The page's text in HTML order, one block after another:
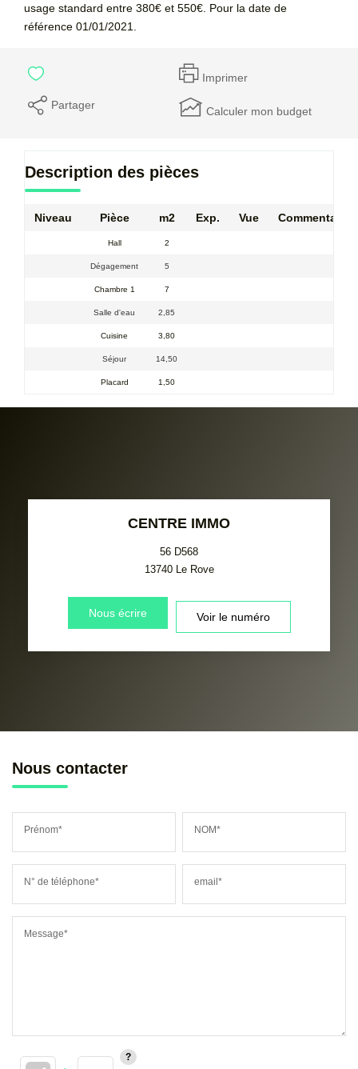
usage standard entre 380€ et 550€. Pour la date de
référence 01/01/2021.
Imprimer
Partager Calculer mon budget
Description des pièces
Niveau Pièce m2 Exp. Vue
Hall 2
Dégagement 5
Chambre 1 7
Salle d'eau 2,85
Cuisine 3,80
Séjour 14,50
Placard 1,50
CENTRE IMMO
56 D568
13740 Le Rove
Nous écrire Voir le numéro
Nous contacter
Prénom* NOM*
N° de téléphone* email*
Message*